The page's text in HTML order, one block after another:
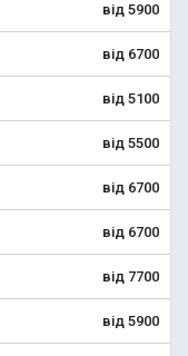
від 5900
від 6700
від 5100
від 5500
від 6700
від 6700
від 7700
від 5900